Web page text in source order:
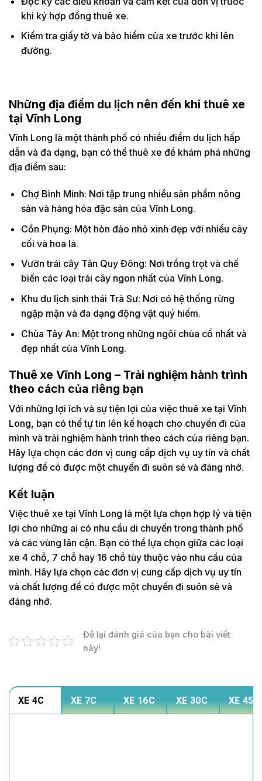
khi ký hợp đồng thuê xe.
Kiểm tra giấy tờ và bảo hiểm của xe trước khi lên
đường.
Những địa điểm du lịch nên đến khi thuê xe
tại Vĩnh Long
Vĩnh Long là một thành phố có nhiều điểm du lịch hấp
dẫn và đa dạng, bạn có thể thuê xe để khám phá những
địa điểm sau:
Chợ Bình Minh: Nơi tập trung nhiều sản phẩm nông
sản và hàng hóa đặc sản của Vĩnh Long.
Cồn Phụng: Một hòn đảo nhỏ xinh đẹp với nhiều cây
cối và hoa lá.
Vườn trái cây Tân Quy Đông: Nơi trồng trọt và chế
biến các loại trái cây ngon nhất của Vĩnh Long.
Khu du lịch sinh thái Trà Sư: Nơi có hệ thống rừng
ngập mặn và đa dạng động vật quý hiếm.
Chùa Tây An: Một trong những ngôi chùa cổ nhất và
đẹp nhất của Vĩnh Long.
Thuê xe Vĩnh Long – Trải nghiệm hành trình
theo cách của riêng bạn
Với những lợi ích và sự tiện lợi của việc thuê xe tại Vĩnh
Long, bạn có thể tự tin lên kế hoạch cho chuyến đi của
mình và trải nghiệm hành trình theo cách của riêng bạn.
Hãy lựa chọn các đơn vị cung cấp dịch vụ uy tín và chất
lượng để có được một chuyến đi suôn sẻ và đáng nhớ.
Kết luận
Việc thuê xe tại Vĩnh Long là một lựa chọn hợp lý và tiện
lợi cho những ai có nhu cầu di chuyển trong thành phố
và các vùng lân cận. Bạn có thể lựa chọn giữa các loại
xe 4 chỗ, 7 chỗ hay 16 chỗ tùy thuộc vào nhu cầu của
mình. Hãy lựa chọn các đơn vị cung cấp dịch vụ uy tín
và chất lượng để có được một chuyến đi suôn sẻ và
đáng nhớ.
Để lại đánh giá của bạn cho bài viết
này!
XE 4C XE 7C XE 16C XE 30C XE 45C